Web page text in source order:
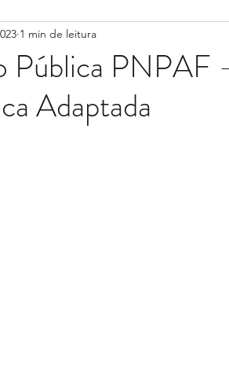
Pública PNPAF
Adaptada
1 min de leitura